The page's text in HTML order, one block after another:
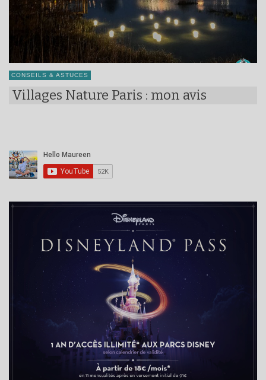
CONSEILS & ASTUCES
Villages Nature Paris : mon avis